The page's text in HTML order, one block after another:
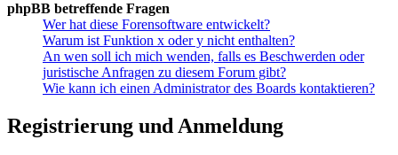
phpBB betreffende Fragen
Wer hat diese Forensoftware entwickelt?
Warum ist Funktion x oder y nicht enthalten?
An wen soll ich mich wenden, falls es Beschwerden oder
juristische Anfragen zu diesem Forum gibt?
Wie kann ich einen Administrator des Boards kontaktieren?
Registrierung und Anmeldung